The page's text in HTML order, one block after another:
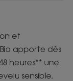
et
apporte dès
heures** une
sensible,